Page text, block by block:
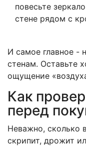
повесьте
стене рядом с
И самое главное -
стенам. Оставьте
ощущение
Как
перед
Неважно, сколько
скрипит, дрожит